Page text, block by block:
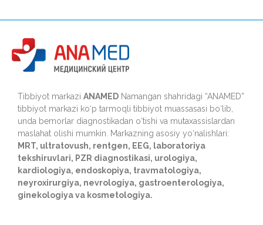
Tibbiyot markazi ANAMED Namangan shahridagi “ANAMED”
tibbiyot markazi ko‘p tarmoqli tibbiyot muassasasi bo‘lib,
unda bemorlar diagnostikadan o‘tishi va mutaxassislardan
maslahat olishi mumkin. Markazning asosiy yo‘nalishlari:
MRT, ultratovush, rentgen, EEG, laboratoriya
tekshiruvlari, PZR diagnostikasi, urologiya,
kardiologiya, endoskopiya, travmatologiya,
neyroxirurgiya, nevrologiya, gastroenterologiya,
ginekologiya va kosmetologiya.